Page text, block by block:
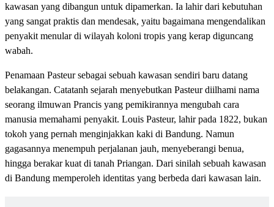
kawasan yang dibangun untuk dipamerkan. Ia lahir dari kebutuhan
yang sangat praktis dan mendesak, yaitu bagaimana mengendalikan
penyakit menular di wilayah koloni tropis yang kerap diguncang
wabah.
Penamaan Pasteur sebagai sebuah kawasan sendiri baru datang
belakangan. Catatanh sejarah menyebutkan Pasteur diilhami nama
seorang ilmuwan Prancis yang pemikirannya mengubah cara
manusia memahami penyakit. Louis Pasteur, lahir pada 1822, bukan
tokoh yang pernah menginjakkan kaki di Bandung. Namun
gagasannya menempuh perjalanan jauh, menyeberangi benua,
hingga berakar kuat di tanah Priangan. Dari sinilah sebuah kawasan
di Bandung memperoleh identitas yang berbeda dari kawasan lain.